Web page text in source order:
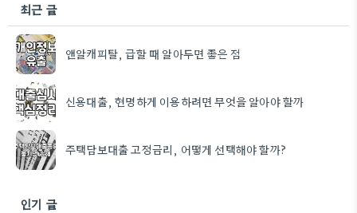
최근 글
앤알캐피탈, 급할 때 알아두면 좋은 점
신용대출, 현명하게 이용하려면 무엇을 알아야 할까
주택담보대출 고정금리, 어떻게 선택해야 할까?
인기 글